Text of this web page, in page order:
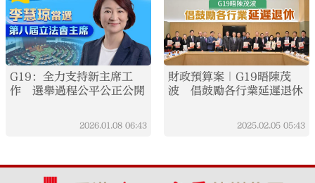
G19：全力支持新主席工
作 選舉過程公平公正公開
2026.01.08 06:43
財政預算案｜G19晤陳茂
波 倡鼓勵各行業延遲退休
2025.02.05 05:43